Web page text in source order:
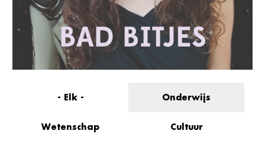
- Elk - Onderwijs
Wetenschap Cultuur